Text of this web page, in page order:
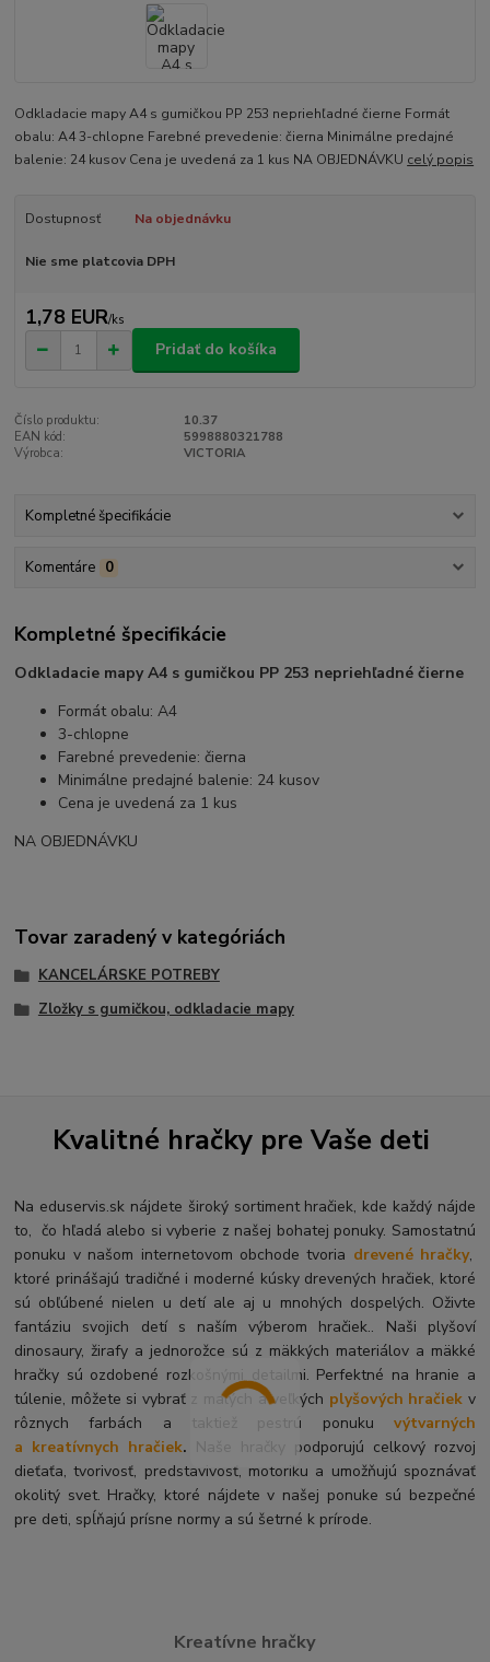
Odkladacie mapy A4 s gumičkou PP 253 nepriehľadné čierne Formát
obalu: A4 3-chlopne Farebné prevedenie: čierna Minimálne predajné
balenie: 24 kusov Cena je uvedená za 1 kus NA OBJEDNÁVKU celý popis
Dostupnosť Na objednávku
Nie sme platcovia DPH
1,78 EUR/ks
Pridať do košíka
Číslo produktu:
10.37
EAN kód:
5998880321788
Výrobca:
VICTORIA
Kompletné špecifikácie
Komentáre 0
Kompletné špecifikácie
Odkladacie mapy A4 s gumičkou PP 253 nepriehľadné čierne
Formát obalu: A4
3-chlopne
Farebné prevedenie: čierna
Minimálne predajné balenie: 24 kusov
Cena je uvedená za 1 kus
NA OBJEDNÁVKU
Tovar zaradený v kategóriách
KANCELÁRSKE POTREBY
Zložky s gumičkou, odkladacie mapy
Kvalitné hračky pre Vaše deti
Na eduservis.sk nájdete široký sortiment hračiek, kde každý nájde
to, čo hľadá alebo si vyberie z našej bohatej ponuky. Samostatnú
ponuku v našom internetovom obchode tvoria drevené hračky,
ktoré prinášajú tradičné i moderné kúsky drevených hračiek, ktoré
sú obľúbené nielen u detí ale aj u mnohých dospelých. Oživte
fantáziu svojich detí s naším výberom hračiek.. Naši plyšoví
dinosaury, žirafy a jednorožce sú z mäkkých materiálov a mäkké
hračky sú ozdobené rozkošnými detailmi. Perfektné na hranie a
túlenie, môžete si vybrať z malých a veľkých plyšových hračiek v
rôznych farbách a taktiež pestrú ponuku výtvarných
a kreatívnych hračiek.
Naše hračky podporujú celkový rozvoj
dieťaťa, tvorivosť, predstavivosť, motoriku a umožňujú spoznávať
okolitý svet. Hračky, ktoré nájdete v našej ponuke sú bezpečné
pre deti, spĺňajú prísne normy a sú šetrné k prírode.
Kreatívne hračky